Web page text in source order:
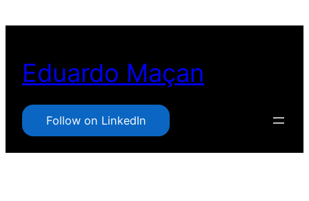
conteúdo
Eduardo Maçan
Follow on LinkedIn